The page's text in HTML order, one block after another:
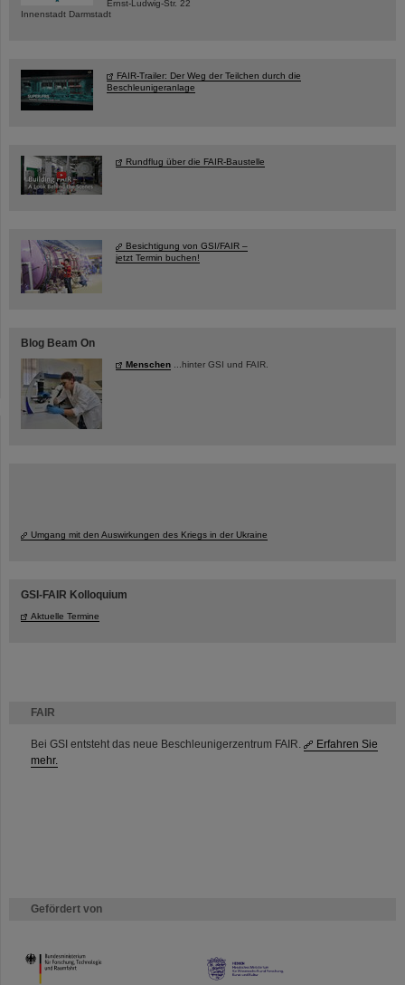
FAIR
Bei GSI entsteht das neue Beschleunigerzentrum FAIR.
Erfahren Sie
mehr.
Gefördert von
HMWK
Ernst-Ludwig-Str. 22
Innenstadt Darmstadt
FAIR-Trailer: Der Weg der Teilchen durch die
Beschleunigeranlage
Rundflug über die FAIR-Baustelle
Besichtigung von GSI/FAIR –
jetzt Termin buchen!
Blog Beam On
Menschen ...hinter GSI und FAIR.
Umgang mit den Auswirkungen des Kriegs in der Ukraine
GSI-FAIR Kolloquium
Aktuelle Termine